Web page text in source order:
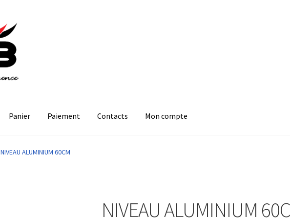
Panier Paiement Contacts Mon compte
NIVEAU ALUMINIUM 60CM
NIVEAU ALUMINIUM